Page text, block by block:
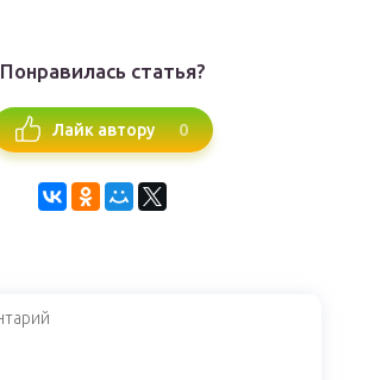
Понравилась статья?
Лайк автору 0